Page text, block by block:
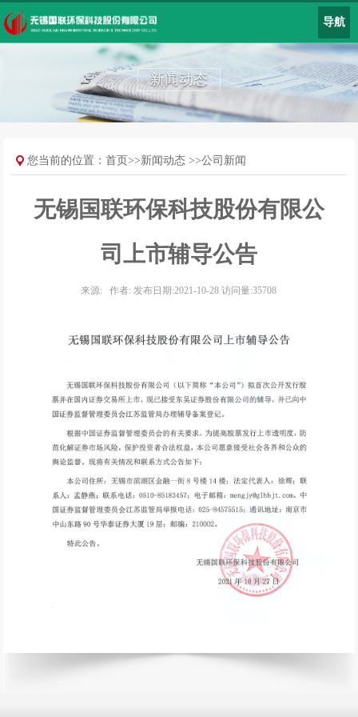
导航
新闻动态
您当前的位置：首页>>新闻动态 >>公司新闻
无锡国联环保科技股份有限公
司上市辅导公告
来源: 作者: 发布日期:2021-10-28 访问量:35708